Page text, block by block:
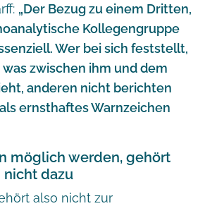
„Der Bezug zu einem Dritten,
Kollegengruppe
Wer bei sich feststellt,
was zwischen ihm und dem
anderen nicht berichten
ernsthaftes Warnzeichen
möglich werden, gehört
dazu
also nicht zur